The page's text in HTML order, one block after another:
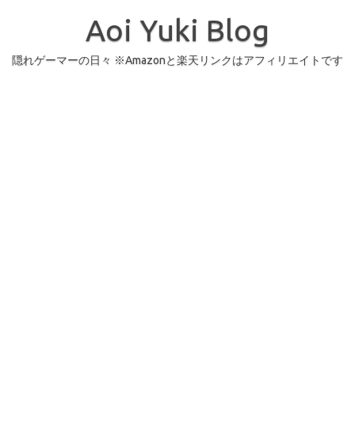
Aoi Yuki Blog
隠れゲーマーの日々 ※Amazonと楽天リンクはアフィリエイトです